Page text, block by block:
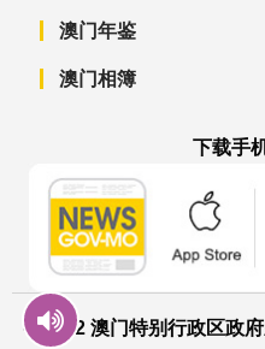
澳门年鉴
澳门相簿
下载手
© 2022 澳门特别行政区政